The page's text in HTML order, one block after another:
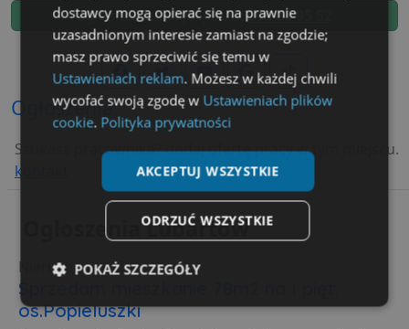
Zgłoś temat. Wyślij SMS:505 80 95 52
Ogłoszenia
Szukasz pracownika? dodaj ofertę pracy w tym miejscu.
kontakt
Ogłoszenia Lubartów
Nieruchomości
Sprzedam mieszkanie 78m2 na I pięt.
os.Popieluszki
dostawcy mogą opierać się na prawnie
uzasadnionym interesie zamiast na zgodzie;
masz prawo sprzeciwić się temu w
Ustawieniach reklam. Możesz w każdej chwili
wycofać swoją zgodę w Ustawieniach plików
cookie. Polityka prywatności
AKCEPTUJ WSZYSTKIE
ODRZUĆ WSZYSTKIE
POKAŻ SZCZEGÓŁY
Niezbędne Wydajność Targetowanie